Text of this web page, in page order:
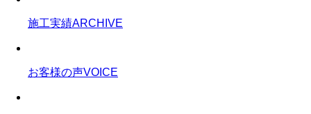
施工実績ARCHIVE
お客様の声VOICE